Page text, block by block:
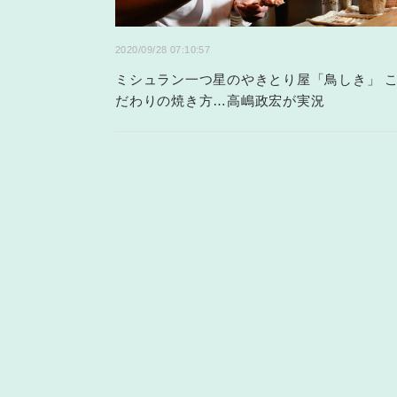
2020/09/28 07:10:57
ミシュラン一つ星のやきとり屋「鳥しき」
だわりの焼き方…高嶋政宏が実況